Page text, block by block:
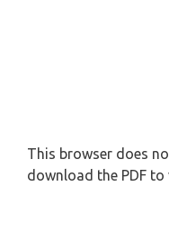
This browser does
download the PDF to